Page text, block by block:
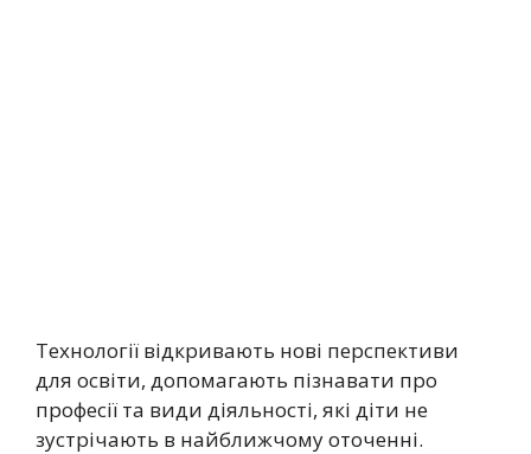
Технології відкривають нові перспективи
для освіти, допомагають пізнавати про
професії та види діяльності, які діти не
зустрічають в найближчому оточенні.